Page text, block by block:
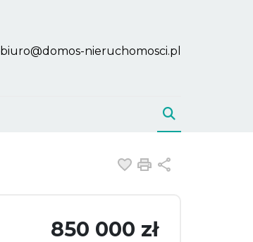
biuro@domos-nieruchomosci.pl
Dodaj do
Drukuj
850 000 zł